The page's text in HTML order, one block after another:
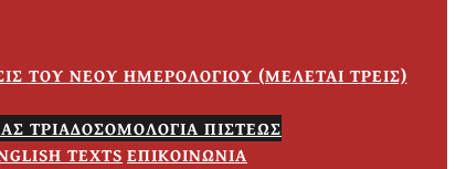
ΤΟΥ ΝΕΟΥ ΗΜΕΡΟΛΟΓΙΟΥ (ΜΕΛΕΤΑΙ ΤΡΕΙΣ)
ΤΡΙΑΔΟΣΟΜΟΛΟΓΙΑ ΠΙΣΤΕΩΣ
TEXTS ΕΠΙΚΟΙΝΩΝΙΑ